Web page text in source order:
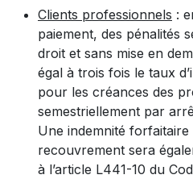
Clients professionnels :
paiement, des pénalités
droit et sans mise en
égal à trois fois le taux
pour les créances des
semestriellement par
Une indemnité
recouvrement sera
à l’article L441-10 du